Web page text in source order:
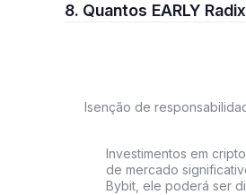
8. Quantos EARLY
Isenção de
Investimentos em
de mercado
Bybit, ele poderá ser